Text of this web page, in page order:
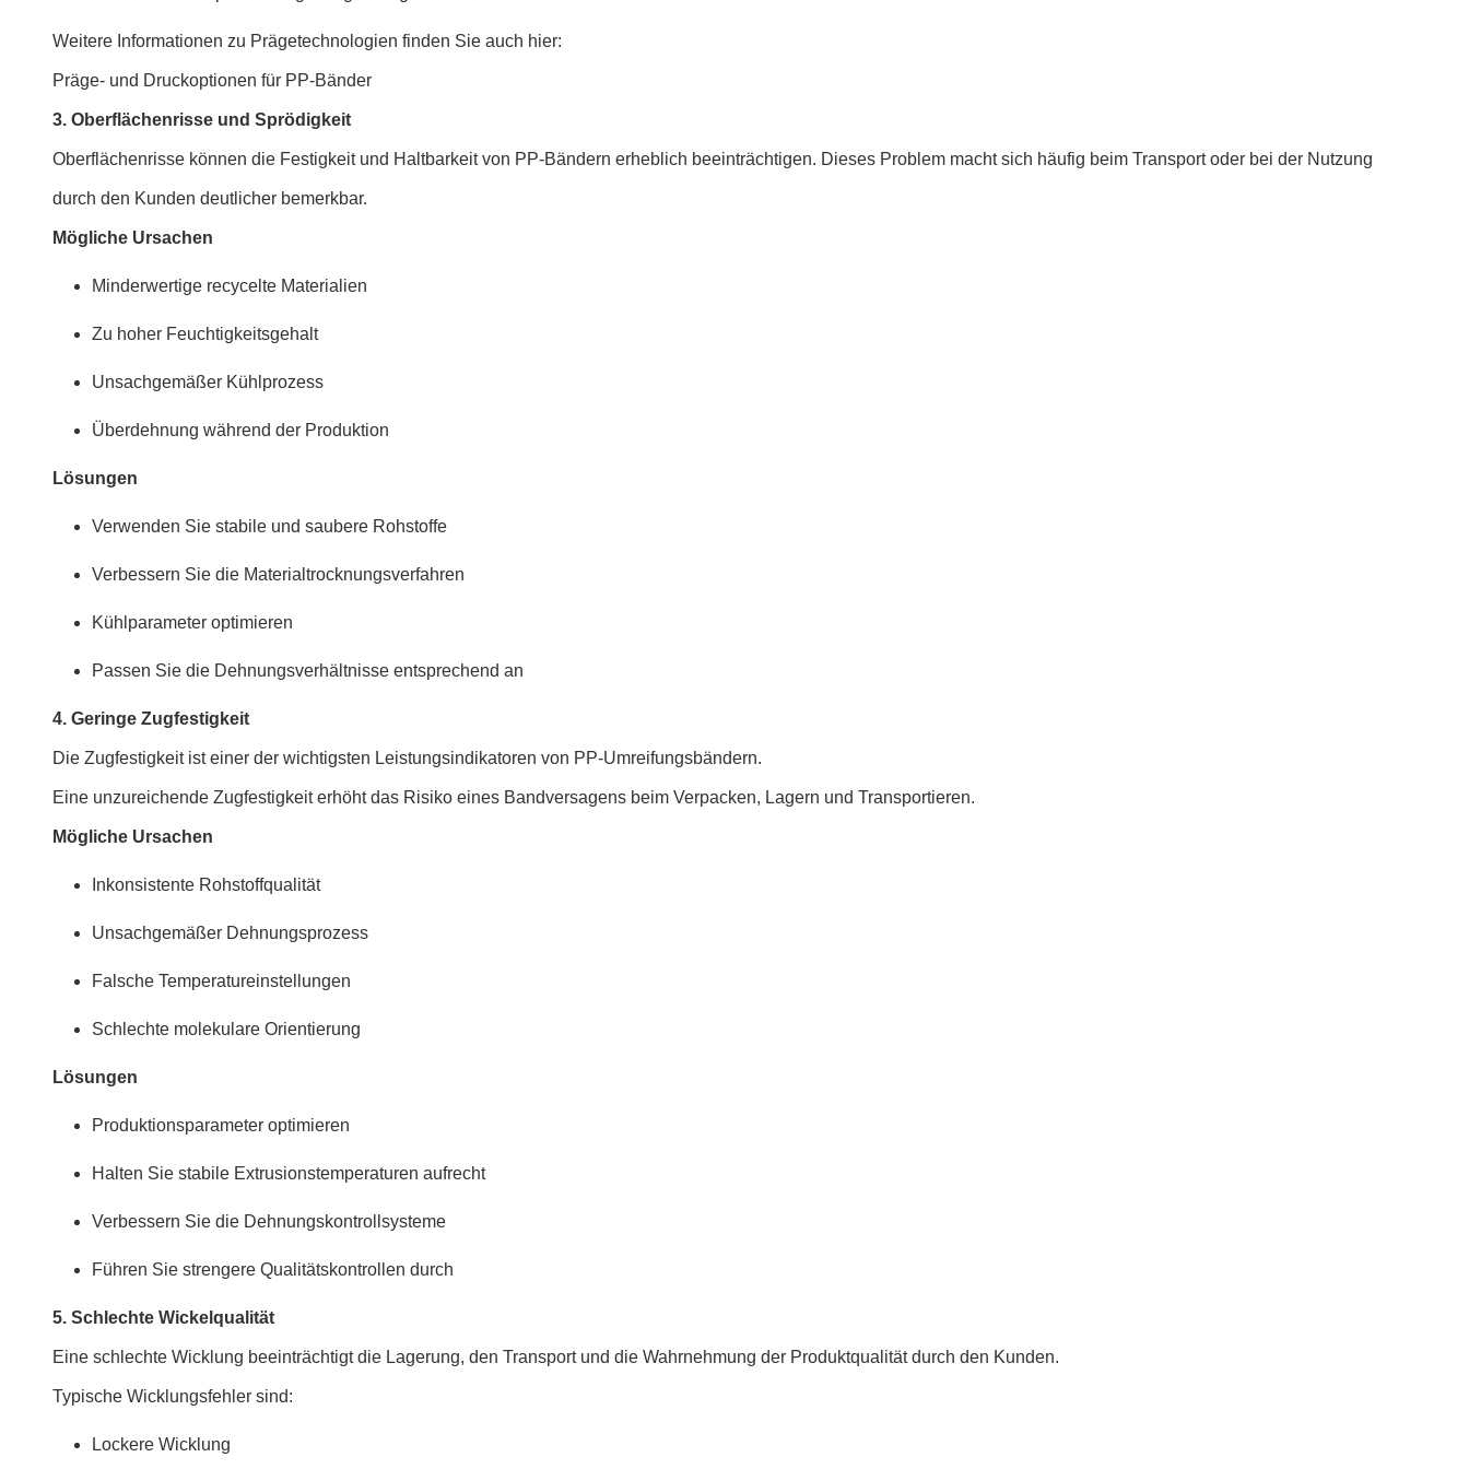
Weitere Informationen zu Prägetechnologien finden Sie auch hier:
Präge- und Druckoptionen für PP-Bänder
3. Oberflächenrisse und Sprödigkeit
Oberflächenrisse können die Festigkeit und Haltbarkeit von PP-Bändern erheblich beeinträchtigen. Dieses Problem macht sich häufig beim Transport oder bei der Nutzung
durch den Kunden deutlicher bemerkbar.
Mögliche Ursachen
Minderwertige recycelte Materialien
Zu hoher Feuchtigkeitsgehalt
Unsachgemäßer Kühlprozess
Überdehnung während der Produktion
Lösungen
Verwenden Sie stabile und saubere Rohstoffe
Verbessern Sie die Materialtrocknungsverfahren
Kühlparameter optimieren
Passen Sie die Dehnungsverhältnisse entsprechend an
4. Geringe Zugfestigkeit
Die Zugfestigkeit ist einer der wichtigsten Leistungsindikatoren von PP-Umreifungsbändern.
Eine unzureichende Zugfestigkeit erhöht das Risiko eines Bandversagens beim Verpacken, Lagern und Transportieren.
Mögliche Ursachen
Inkonsistente Rohstoffqualität
Unsachgemäßer Dehnungsprozess
Falsche Temperatureinstellungen
Schlechte molekulare Orientierung
Lösungen
Produktionsparameter optimieren
Halten Sie stabile Extrusionstemperaturen aufrecht
Verbessern Sie die Dehnungskontrollsysteme
Führen Sie strengere Qualitätskontrollen durch
5. Schlechte Wickelqualität
Eine schlechte Wicklung beeinträchtigt die Lagerung, den Transport und die Wahrnehmung der Produktqualität durch den Kunden.
Typische Wicklungsfehler sind:
Lockere Wicklung